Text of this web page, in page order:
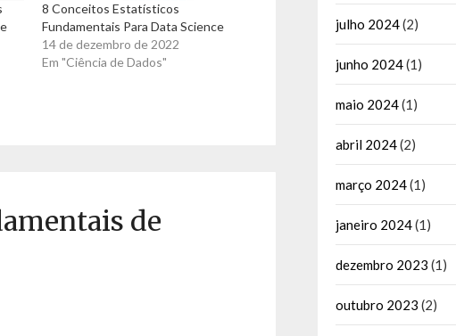
8 Conceitos Estatísticos
Fundamentais Para Data Science
14 de dezembro de 2022
Em "Ciência de Dados"
de
julho 2024(2)
junho 2024(1)
maio 2024(1)
abril 2024(2)
março 2024(1)
janeiro 2024(1)
dezembro 2023 (1)
outubro 2023 (2)